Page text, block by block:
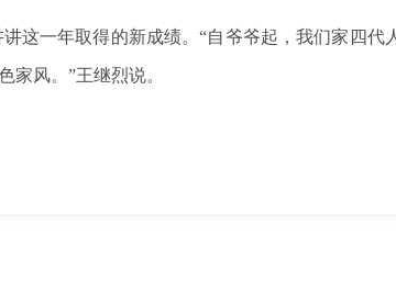
这一年取得的新成绩。“自爷爷起，我们家四代
风。”王继烈说。